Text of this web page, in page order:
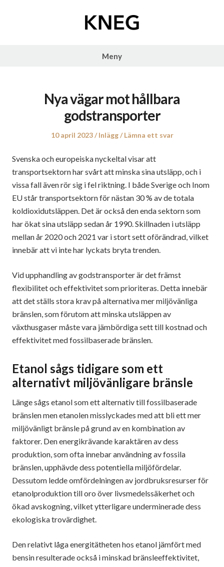
Meny
Nya vägar mot hållbara
godstransporter
Publicerat
10 april 2023
Publicerat
Inlägg Lämna ett svar
Svenska och europeiska nyckeltal visar att
transportsektorn har svårt att minska sina utsläpp, och i
vissa fall även rör sig i fel riktning. I både Sverige och Inom
EU står transportsektorn för nästan 30 % av de totala
koldioxidutsläppen. Det är också den enda sektorn som
har ökat sina utsläpp sedan år 1990. Skillnaden i utsläpp
mellan år 2020 och 2021 var i stort sett oförändrad, vilket
innebär att vi inte har lyckats bryta trenden.
Vid upphandling av godstransporter är det främst
flexibilitet och effektivitet som prioriteras. Detta innebär
att det ställs stora krav på alternativa mer miljövänliga
bränslen, som förutom att minska utsläppen av
växthusgaser måste vara jämbördiga sett till kostnad och
effektivitet med fossilbaserade bränslen.
Etanol sågs tidigare som ett
alternativt miljövänligare bränsle
Länge sågs etanol som ett alternativ till fossilbaserade
bränslen men etanolen misslyckades med att bli ett mer
miljövänligt bränsle på grund av en kombination av
faktorer. Den energikrävande karaktären av dess
produktion, som ofta innebar användning av fossila
bränslen, upphävde dess potentiella miljöfördelar.
Dessutom ledde omfördelningen av jordbruksresurser för
etanolproduktion till oro över livsmedelssäkerhet och
ökad avskogning, vilket ytterligare underminerade dess
ekologiska trovärdighet.
Den relativt låga energitätheten hos etanol jämfört med
bensin resulterade också i minskad bränsleeffektivitet,